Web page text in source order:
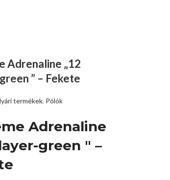
Adrenaline „12
” – Fekete
termékek, Pólók
Adrenaline
green " –